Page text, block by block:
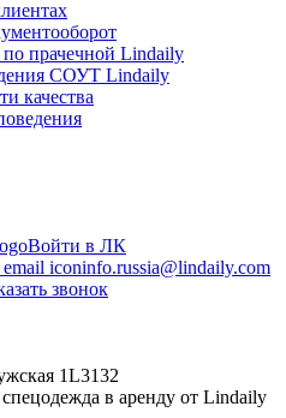
прачечной Lindaily
СОУТ Lindaily
качества
Войти в ЛК
info.russia@lindaily.com
звонок
1L3132